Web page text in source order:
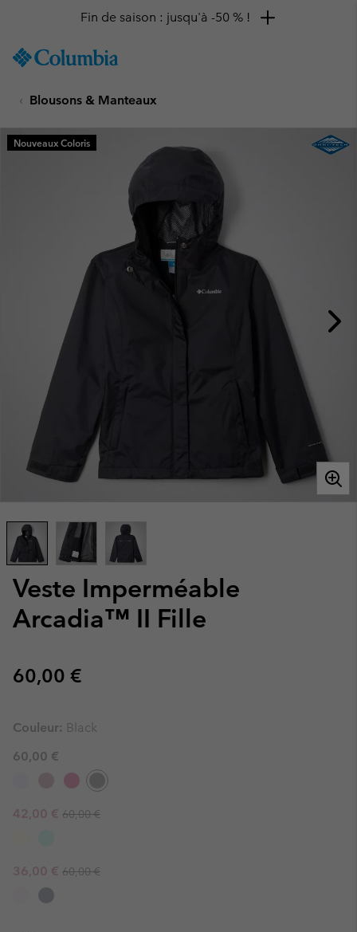
TO
SKIP
MAIN
NAV
Fin de saison : jusqu'à -50 % !
Blousons & Manteaux
Veste Imperméable
Arcadia™ II Fille
Regular price:
60,00 €
Nouveaux Coloris
Couleur: Black
60,00 €
Sale price:
42,00 € Regular price:
60,00 €
Sale price:
36,00 € Regular price:
60,00 €